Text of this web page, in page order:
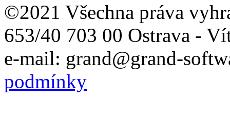
©2021 Všechna práva
653/40 703 00 Ostrava -
e-mail: grand@grand-
podmínky